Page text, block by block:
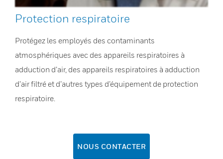
Protection respiratoire
Protégez les employés des contaminants
atmosphériques avec des appareils respiratoires à
adduction d’air, des appareils respiratoires à adduction
d’air filtré et d’autres types d’équipement de protection
respiratoire.
NOUS CONTACTER